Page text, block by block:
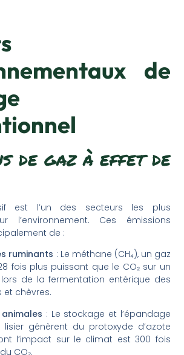
de
de gaz à effet de
est l’un des secteurs les plus
l’environnement. Ces émissions
de :
ruminants : Le méthane (CH₄), un gaz
fois plus puissant que le CO₂ sur un
de la fermentation entérique des
et chèvres.
: Le stockage et l’épandage
génèrent du protoxyde d’azote
l’impact sur le climat est 300 fois
CO₂.